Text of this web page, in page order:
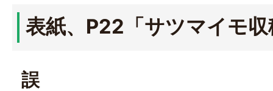
表紙、P22「サツマイモ
誤